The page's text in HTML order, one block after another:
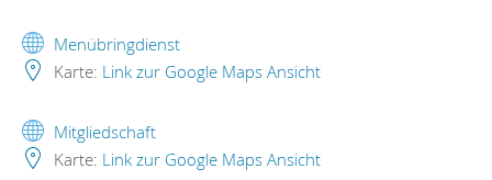
Menübringdienst
Karte: Link zur Google Maps Ansicht
Mitgliedschaft
Karte: Link zur Google Maps Ansicht